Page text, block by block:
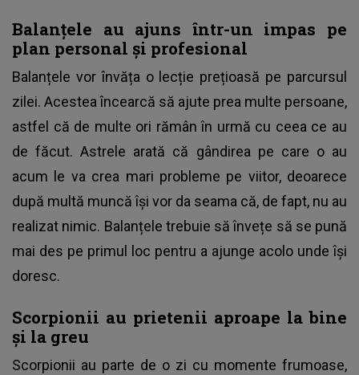
Balanțele au ajuns într-un impas pe
plan personal și profesional
Balanțele vor învăța o lecție prețioasă pe parcursul
zilei. Acestea încearcă să ajute prea multe persoane,
astfel că de multe ori rămân în urmă cu ceea ce au
de făcut. Astrele arată că gândirea pe care o au
acum le va crea mari probleme pe viitor, deoarece
după multă muncă își vor da seama că, de fapt, nu au
realizat nimic. Balanțele trebuie să învețe să se pună
mai des pe primul loc pentru a ajunge acolo unde își
doresc.
Scorpionii au prietenii aproape la bine
și la greu
Scorpionii au parte de o zi cu momente frumoase,